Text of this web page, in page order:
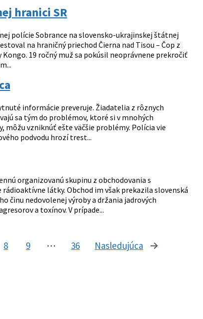
hranici SR
polície Sobrance na slovensko-ukrajinskej štátnej
na hraničný priechod Čierna nad Tisou – Čop z
19 ročný muž sa pokúsil neoprávnene prekročiť
informácie preveruje. Žiadatelia z rôznych
sa tým do problémov, ktoré si v mnohých
môžu vzniknúť ešte väčšie problémy. Polícia vie
podvodu hrozí trest...
organizovanú skupinu z obchodovania s
látky. Obchod im však prekazila slovenská
činu nedovolenej výroby a držania jadrových
a toxínov. V prípade...
8 9 ⋯ 36 Nasledujúca stránka